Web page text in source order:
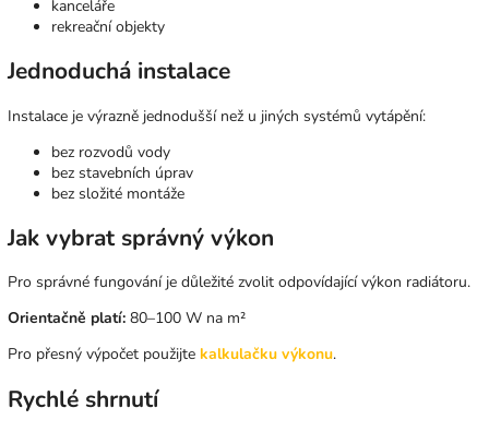
kanceláře
rekreační objekty
Jednoduchá instalace
Instalace je výrazně jednodušší než u jiných systémů vytápění:
bez rozvodů vody
bez stavebních úprav
bez složité montáže
Jak vybrat správný výkon
Pro správné fungování je důležité zvolit odpovídající výkon radiátoru.
Orientačně platí: 80–100 W na m²
Pro přesný výpočet použijte kalkulačku výkonu.
Rychlé shrnutí